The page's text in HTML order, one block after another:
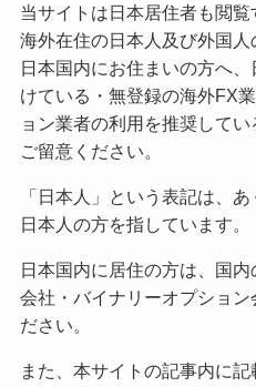
当サイトは日本居住者も閲覧
海外在住の日本人及び外国人
日本国内にお住まいの方へ
けている・無登録の海外FX
ョン業者の利用を推奨して
ご留意ください。
「日本人」という表記は、
日本人の方を指しています。
日本国内に居住の方は、国
会社・バイナリーオプション
ださい。
また、本サイトの記事内に